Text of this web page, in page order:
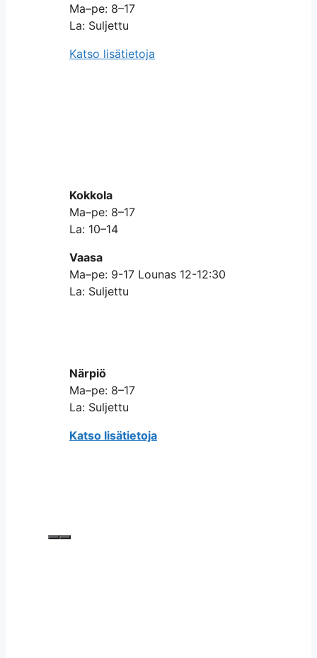
Ma–pe: 8–17
La: Suljettu
Katso lisätietoja
Kokkola
Ma–pe: 8–17
La: 10–14
Vaasa
Ma–pe: 9-17 Lounas 12-12:30
La: Suljettu
Närpiö
Ma–pe: 8–17
La: Suljettu
Katso lisätietoja